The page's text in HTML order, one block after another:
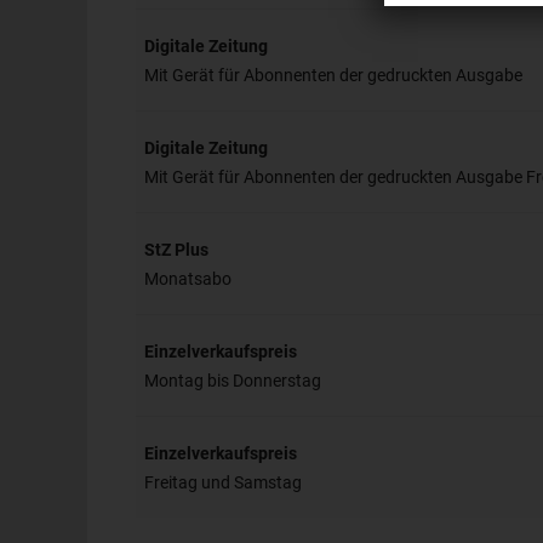
Digitale Zeitung
Mit Gerät für Abonnenten der gedruckten Ausgabe
Digitale Zeitung
Mit Gerät für Abonnenten der gedruckten Ausgabe
StZ Plus
Monatsabo
Einzelverkaufspreis
Montag bis Donnerstag
Einzelverkaufspreis
Freitag und Samstag